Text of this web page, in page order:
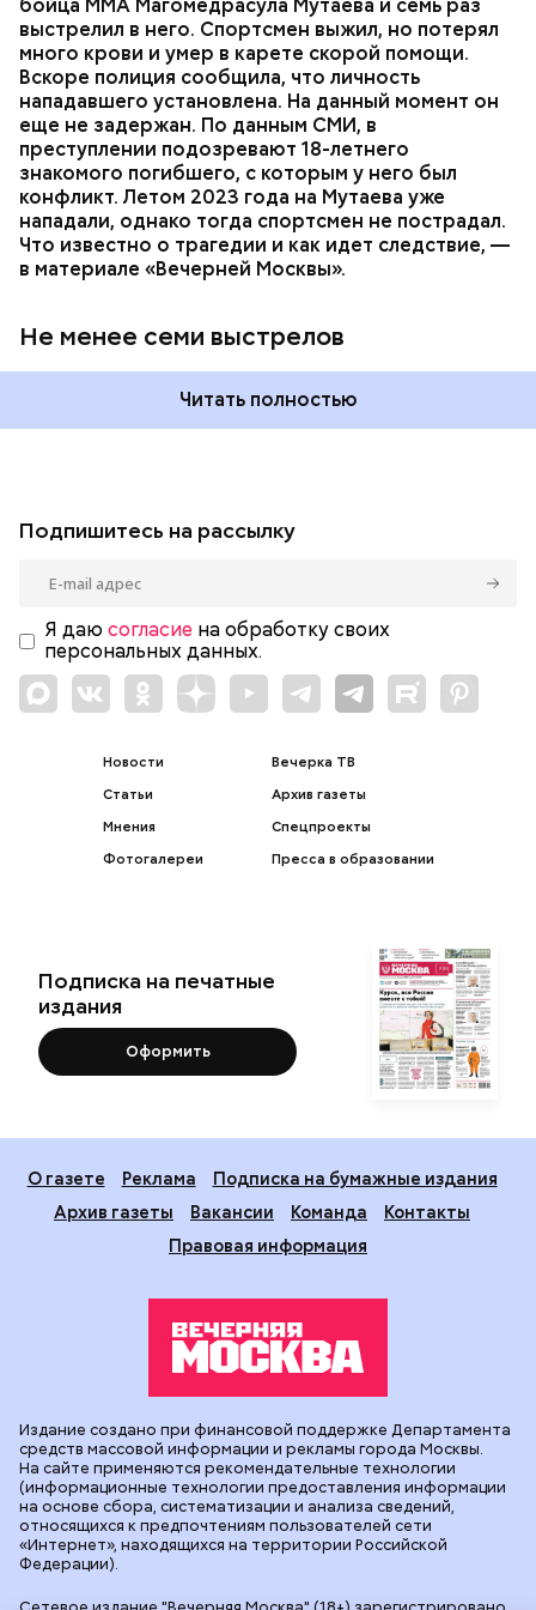
бойца ММА Магомедрасула Мутаева и семь раз
выстрелил в него. Спортсмен выжил, но потерял
много крови и умер в карете скорой помощи.
Вскоре полиция сообщила, что личность
нападавшего установлена. На данный момент он
еще не задержан. По данным СМИ, в
преступлении подозревают 18-летнего
знакомого погибшего, с которым у него был
конфликт. Летом 2023 года на Мутаева уже
нападали, однако тогда спортсмен не пострадал.
Что известно о трагедии и как идет следствие, —
в материале «Вечерней Москвы».
Не менее семи выстрелов
пострадавший умер по пути в больницу.
Читать полностью
Подпишитесь на рассылку
Я даю согласие на обработку своих
персональных данных.
Новости
Статьи
Мнения
Фотогалереи
Вечерка ТВ
Архив газеты
Спецпроекты
Пресса в образовании
Подписка на печатные
издания
Оформить
О газете Реклама
Подписка на бумажные издания
Архив газеты
Вакансии Команда
Контакты
Правовая информация
Издание создано при финансовой поддержке Департамента
средств массовой информации и рекламы города Москвы.
На сайте применяются рекомендательные технологии
(информационные технологии предоставления информации
на основе сбора, систематизации и анализа сведений,
относящихся к предпочтениям пользователей сети
«Интернет», находящихся на территории Российской
Федерации).